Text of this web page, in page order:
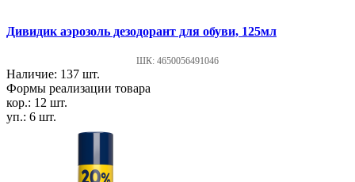
Дивидик аэрозоль дезодорант для обуви, 125мл
ШК: 4650056491046
Наличие: 137 шт.
Формы реализации товара
кор.: 12 шт.
уп.: 6 шт.